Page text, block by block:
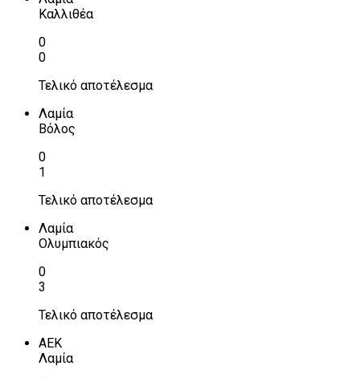
Καλλιθέα
0
0
Τελικό αποτέλεσμα
Λαμία
Βόλος
0
1
Τελικό αποτέλεσμα
Λαμία
Ολυμπιακός
0
3
Τελικό αποτέλεσμα
ΑΕΚ
Λαμία